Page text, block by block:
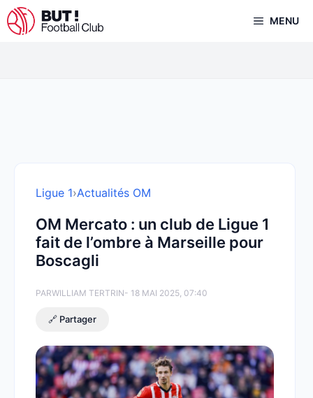
Aller
au
MENU
Ligue 1›Actualités OM
OM Mercato : un club de Ligue 1
fait de l’ombre à Marseille pour
Boscagli
PARWILLIAM TERTRIN- 18 MAI 2025, 07:40
🔗 Partager